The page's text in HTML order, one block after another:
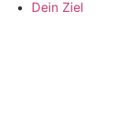
Dein Ziel